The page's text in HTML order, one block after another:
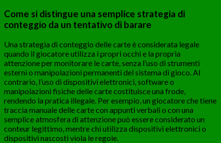
Come si distingue una semplice strategia di
conteggio da un tentativo di barare
Una strategia di conteggio delle carte è considerata legale
quando il giocatore utilizza i propri occhi e la propria
attenzione per monitorare le carte, senza l’uso di strumenti
esterni o manipolazioni permanenti del sistema di gioco. Al
contrario, l’uso di dispositivi elettronici, software o
manipolazioni fisiche delle carte costituisce una frode,
rendendo la pratica illegale. Per esempio, un giocatore che tiene
traccia manuale delle carte con appunti verbali o con una
semplice atmosfera di attenzione può essere considerato un
conteur legittimo, mentre chi utilizza dispositivi elettronici o
dispositivi nascosti viola le regole.